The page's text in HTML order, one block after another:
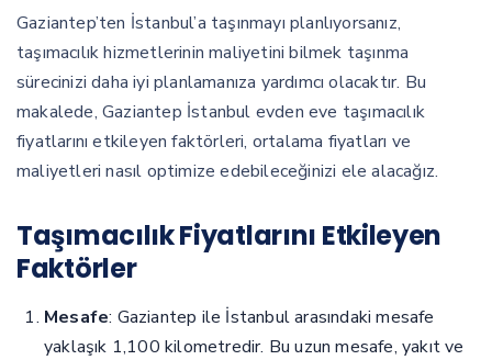
Gaziantep’ten İstanbul’a taşınmayı planlıyorsanız,
taşımacılık hizmetlerinin maliyetini bilmek taşınma
sürecinizi daha iyi planlamanıza yardımcı olacaktır. Bu
makalede, Gaziantep İstanbul evden eve taşımacılık
fiyatlarını etkileyen faktörleri, ortalama fiyatları ve
maliyetleri nasıl optimize edebileceğinizi ele alacağız.
Taşımacılık Fiyatlarını Etkileyen
Faktörler
Mesafe: Gaziantep ile İstanbul arasındaki mesafe
yaklaşık 1,100 kilometredir. Bu uzun mesafe, yakıt ve